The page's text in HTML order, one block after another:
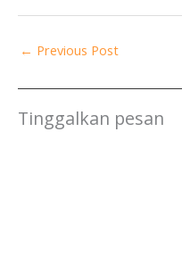
← Previous Post
Tinggalkan pesan